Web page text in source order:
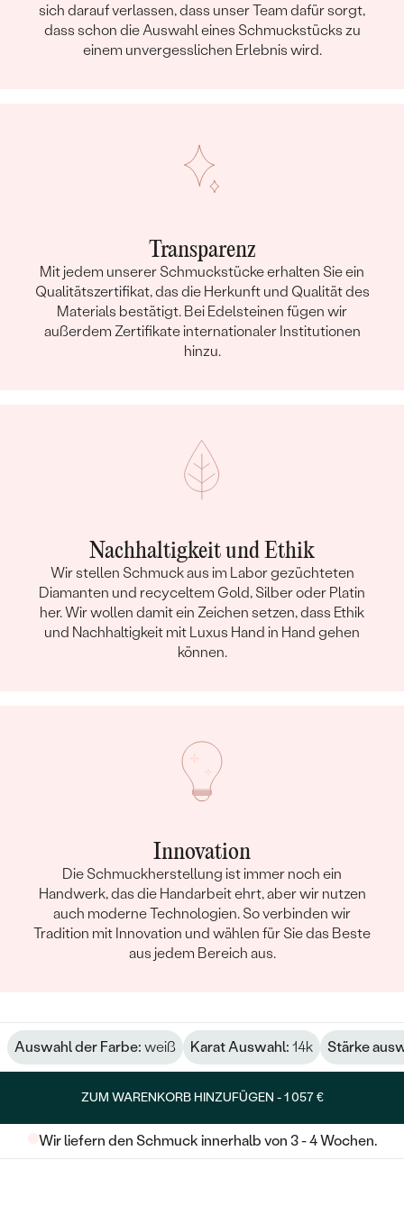
sich darauf verlassen, dass unser Team dafür sorgt,
dass schon die Auswahl eines Schmuckstücks zu
einem unvergesslichen Erlebnis wird.
Transparenz
Mit jedem unserer Schmuckstücke erhalten Sie ein
Qualitätszertifikat, das die Herkunft und Qualität des
Materials bestätigt. Bei Edelsteinen fügen wir
außerdem Zertifikate internationaler Institutionen
hinzu.
Nachhaltigkeit und Ethik
Wir stellen Schmuck aus im Labor gezüchteten
Diamanten und recyceltem Gold, Silber oder Platin
her. Wir wollen damit ein Zeichen setzen, dass Ethik
und Nachhaltigkeit mit Luxus Hand in Hand gehen
können.
Innovation
Die Schmuckherstellung ist immer noch ein
Handwerk, das die Handarbeit ehrt, aber wir nutzen
auch moderne Technologien. So verbinden wir
Tradition mit Innovation und wählen für Sie das Beste
aus jedem Bereich aus.
Auswahl der Farbe: weiß Karat Auswahl: 14k Stärke
ZUM WARENKORB HINZUFÜGEN -1 057 €
Wir liefern den Schmuck innerhalb von 3 - 4 Wochen.